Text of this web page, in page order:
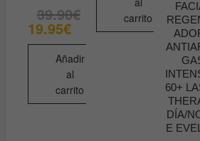
39.90€El
precio
original
era:
39.90€.
19.95€
El
precio
actual
es:
19.95€.
Añadir
al
carrito
carrito
60+
DÍA/
E